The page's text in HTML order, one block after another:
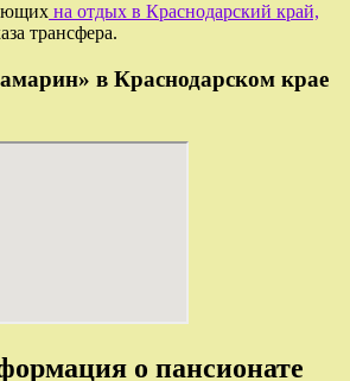
на отдых в Краснодарский край,
трансфера.
в Краснодарском крае
о пансионате